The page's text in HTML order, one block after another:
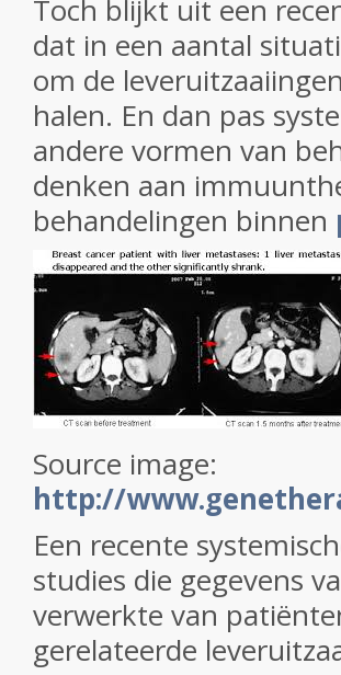
Toch blijkt uit een
dat in een aantal
om de
halen. En dan pas
andere vormen van
denken aan
behandelingen binnen
Source image:
http://
Een recente
studies die gegevens
verwerkte van
gerelateerde